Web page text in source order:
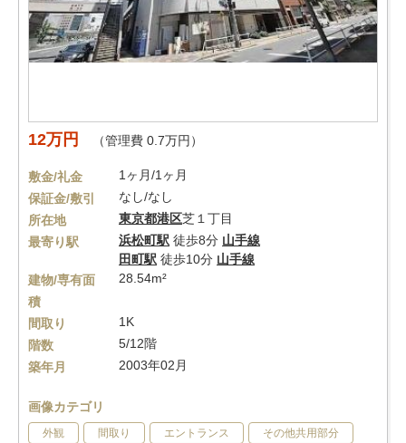
12万円 （管理費 0.7万円）
敷金/礼金
1ヶ月/1ヶ月
保証金/敷引
なし/なし
所在地
東京都港区芝１丁目
最寄り駅
浜松町駅 徒歩8分 山手線
田町駅 徒歩10分 山手線
建物/専有面
積
28.54m²
間取り
1K
階数
5/12階
築年月
2003年02月
画像カテゴリ
外観 間取り エントランス その他共用部分